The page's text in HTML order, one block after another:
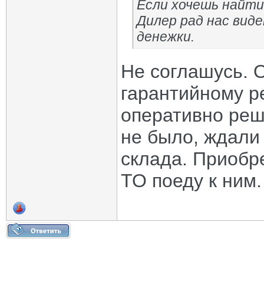
Если хочешь
Дилер рад нас
денежки.
Не соглашусь.
гарантийному
оперативно
не было, ждали
склада.
ТО поеду к